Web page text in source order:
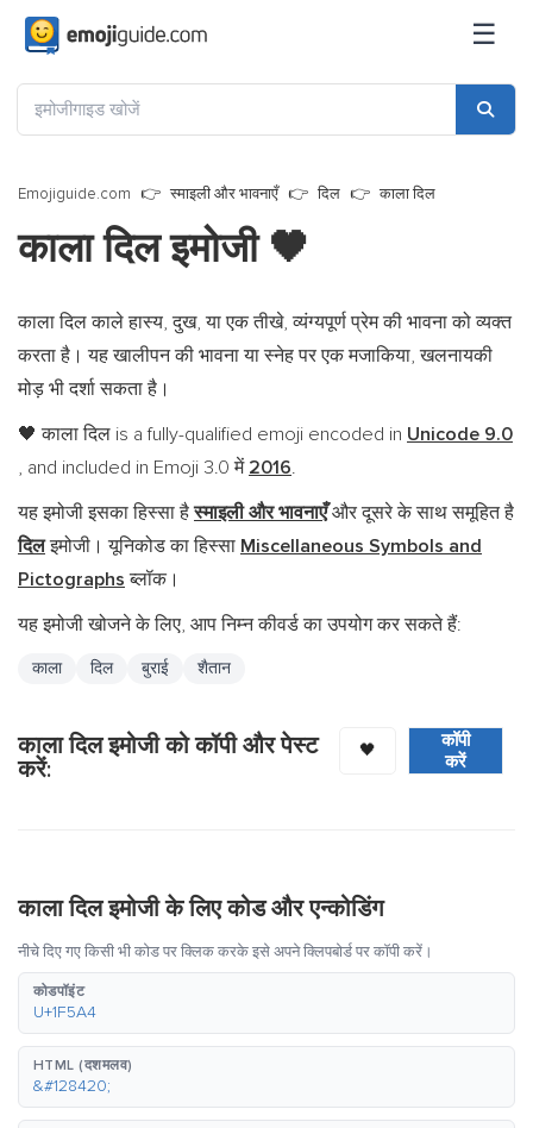
☰
Emojiguide.com स्माइली और भावनाएँ दिल काला दिल
काला दिल इमोजी 🖤
काला दिल काले हास्य, दुख, या एक तीखे, व्यंग्यपूर्ण प्रेम की भावना को व्यक्त
करता है। यह खालीपन की भावना या स्नेह पर एक मजाकिया, खलनायकी
मोड़ भी दर्शा सकता है।
🖤 काला दिल is a fully-qualified emoji encoded in Unicode 9.0
, and included in Emoji 3.0 में 2016.
यह इमोजी इसका हिस्सा हैस्माइली और भावनाएँऔर दूसरे के साथ समूहित है
दिलइमोजी। यूनिकोड का हिस्सा Miscellaneous Symbols and
Pictographs ब्लॉक।
यह इमोजी खोजने के लिए, आप निम्न कीवर्ड का उपयोग कर सकते हैं:
काला दिल बुराई शैतान
काला दिल इमोजी को कॉपी और पेस्ट
करें:
🖤
कॉपी
करें
काला दिल इमोजी के लिए कोड और एन्कोडिंग
नीचे दिए गए किसी भी कोड पर क्लिक करके इसे अपने क्लिपबोर्ड पर कॉपी करें।
कोडपॉइंट
U+1F5A4
HTML (दशमलव)
&#128420;